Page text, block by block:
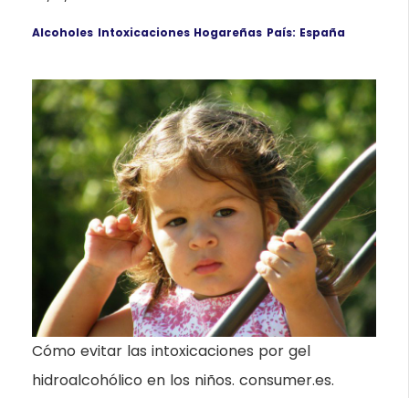
Alcoholes Intoxicaciones Hogareñas País: España
Cómo evitar las intoxicaciones por gel
hidroalcohólico en los niños. consumer.es.